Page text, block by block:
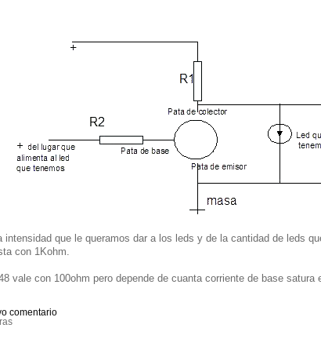
intensidad que le queramos dar a los leds y de la cantidad de leds
con 1Kohm.
vale con 100ohm pero depende de cuanta corriente de base satura
comentario